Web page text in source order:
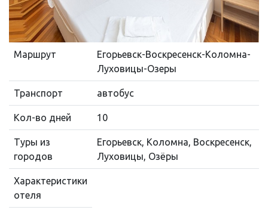
Маршрут
Егорьевск-Воскресенск-Коломна-
Луховицы-Озеры
Транспорт автобус
Кол-во дней 10
Туры из
городов
Егорьевск, Коломна, Воскресенск,
Луховицы, Озёры
Характеристики
отеля